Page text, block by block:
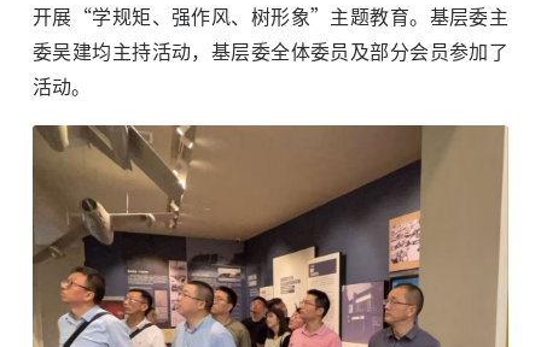
开展“学规矩、强作风、树形象”主题教育。基层委主
委吴建均主持活动，基层委全体委员及部分会员参加了
活动。